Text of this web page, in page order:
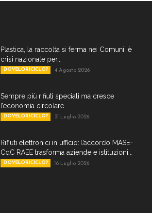
Plastica, la raccolta si ferma nei Comuni: è
crisi nazionale per...
DOVELORICICLO? 4 Agosto 2026
Sempre più rifiuti speciali ma cresce
l’economia circolare
DOVELORICICLO? 21 Luglio 2026
Rifiuti elettronici in ufficio: l’accordo MASE-
CdC RAEE trasforma aziende e istituzioni...
DOVELORICICLO? 16 Luglio 2026